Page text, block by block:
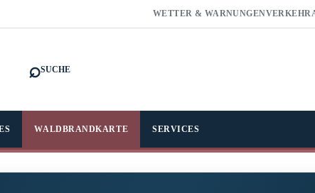
WETTER & WARNUNGENVERKEHR
⌕SUCHE
WALDBRANDKARTE SERVICES